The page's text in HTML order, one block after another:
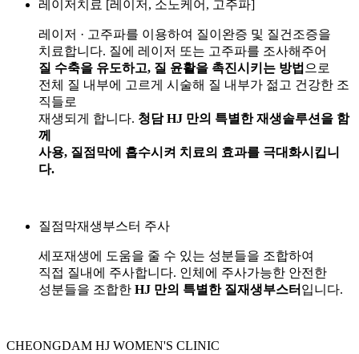
레이저치료 [레이저, 소노케어, 고주파]
레이저 · 고주파를 이용하여 질이완증 및 질건조증을
치료합니다. 질에 레이저 또는 고주파를 조사해주어
질 수축을 유도하고, 질 윤활을 촉진시키는 방법 으로
전체 질 내부에 고르게 시술해 질 내부가 젊고 건강한 조
직들로
재생되게 합니다. 청담 HJ 만의 특별한 재생솔루션을 함
께
사용, 질점막에 흡수시켜 치료의 효과를 극대화시킵니
다.
질점막재생부스터 주사
세포재생에 도움을 줄 수 있는 성분들을 조합하여
직접 질내에 주사합니다. 인체에 주사가능한 안전한
성분들을 조합한 HJ 만의 특별한 질재생부스터 입니다.
CHEONGDAM HJ WOMEN'S CLINIC